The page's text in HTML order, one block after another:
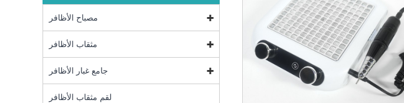
مصباح الأظافر
مثقاب الأظافر
جامع غبار الأظافر
لقم مثقاب الأظافر